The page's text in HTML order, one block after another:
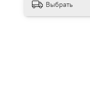
Выбрать